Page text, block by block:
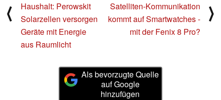
⟨
Haushalt: Perowskit
Solarzellen versorgen
Geräte mit Energie
aus Raumlicht
Satelliten-Kommunikation
kommt auf Smartwatches -
mit der Fenix 8 Pro?
⟩
Als bevorzugte Quelle
auf Google
hinzufügen